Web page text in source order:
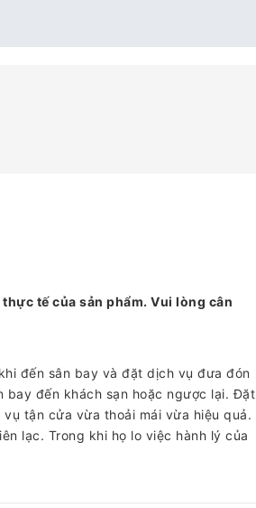
tế của sản phẩm. Vui lòng cân
đến sân bay và đặt dịch vụ đưa đón
bay đến khách sạn hoặc ngược lại. Đặt
tận cửa vừa thoải mái vừa hiệu quả.
lạc. Trong khi họ lo việc hành lý của